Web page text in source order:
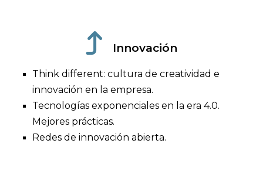
Innovación
Think different: cultura de creatividad e
innovación en la empresa.
Tecnologías exponenciales en la era 4.0.
Mejores prácticas.
Redes de innovación abierta.